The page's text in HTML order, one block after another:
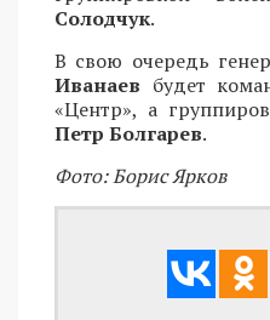
Солодчук.
В свою очередь
Иванаев будет
«Центр», а
Петр Болгарев.
Фото: Борис Ярков